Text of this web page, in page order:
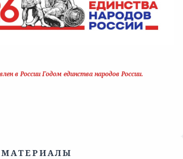
в России Годом единства народов России.